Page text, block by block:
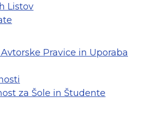
Listov
Pravice in Uporaba
za Šole in Študente